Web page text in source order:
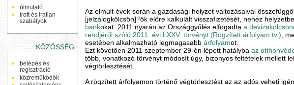
útmutató
írott és íratlan
szabályok
KÖZÖSSÉG
belépés és
regisztráció
közreműködők
Az elmúlt évek során a gazdasági helyzet változásaival
[jelzálogkölcsön]?ök előre kalkulált visszafizetését, nehéz
bankokat. 2011 nyarán az Országgyűlés elfogadtaa
rendjéről szóló 2011. évi LXXV. törvényt (Rögzített árfolyam tv.) ,
esetében alkalmazható legmagasabbárfolyamot.
Ezt követően 2011 szeptember 29-én lépett hatálybaaz
több, vonatkozó törvényt módosít úgy, bizonyos feltételek mellett
végtörlesztését.
A rögzített árfolyamon történő végtörlesztést az az adós veheti